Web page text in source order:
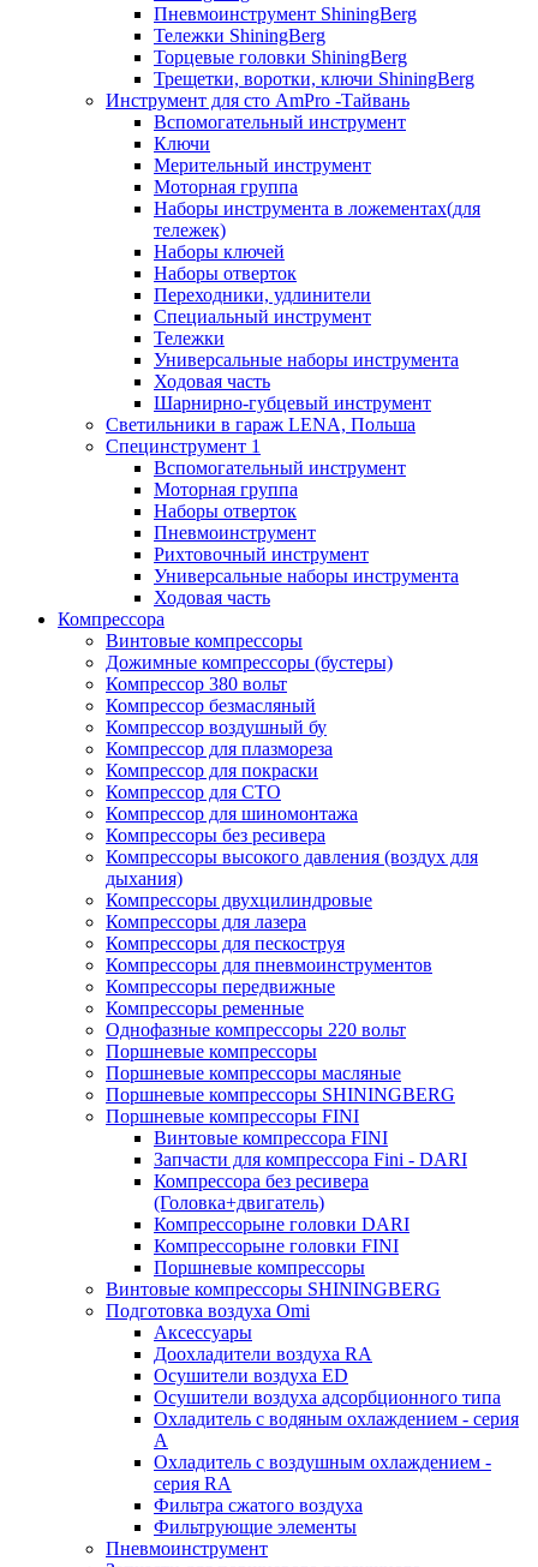
Пневмоинструмент ShiningBerg
Тележки ShiningBerg
Торцевые головки ShiningBerg
Трещетки, воротки, ключи ShiningBerg
Инструмент для сто AmPro -Тайвань
Вспомогательный инструмент
Ключи
Мерительный инструмент
Моторная группа
Наборы инструмента в ложементах(для
тележек)
Наборы ключей
Наборы отверток
Переходники, удлинители
Специальный инструмент
Тележки
Универсальные наборы инструмента
Ходовая часть
Шарнирно-губцевый инструмент
Светильники в гараж LENA, Польша
Специнструмент 1
Вспомогательный инструмент
Моторная группа
Наборы отверток
Пневмоинструмент
Рихтовочный инструмент
Универсальные наборы инструмента
Ходовая часть
Компрессора
Винтовые компрессоры
Дожимные компрессоры (бустеры)
Компрессор 380 вольт
Компрессор безмасляный
Компрессор воздушный бу
Компрессор для плазмореза
Компрессор для покраски
Компрессор для СТО
Компрессор для шиномонтажа
Компрессоры без ресивера
Компрессоры высокого давления (воздух для
дыхания)
Компрессоры двухцилиндровые
Компрессоры для лазера
Компрессоры для пескоструя
Компрессоры для пневмоинструментов
Компрессоры передвижные
Компрессоры ременные
Однофазные компрессоры 220 вольт
Поршневые компрессоры
Поршневые компрессоры масляные
Поршневые компрессоры SHININGBERG
Поршневые компрессоры FINI
Винтовые компрессора FINI
Запчасти для компрессора Fini - DARI
Компрессора без ресивера
(Головка+двигатель)
Компрессорыне головки DARI
Компрессорыне головки FINI
Поршневые компрессоры
Винтовые компрессоры SHININGBERG
Подготовка воздуха Omi
Аксессуары
Доохладители воздуха RA
Осушители воздуха ED
Осушители воздуха адсорбционного типа
Охладитель с водяным охлаждением - серия
A
Охладитель с воздушным охлаждением -
серия RA
Фильтра сжатого воздуха
Фильтрующие элементы
Пневмоинструмент